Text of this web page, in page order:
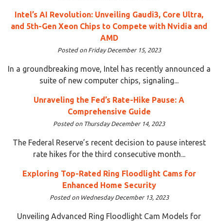
Intel’s AI Revolution: Unveiling Gaudi3, Core Ultra,
and 5th-Gen Xeon Chips to Compete with Nvidia and
AMD
Posted on Friday December 15, 2023
In a groundbreaking move, Intel has recently announced a
suite of new computer chips, signaling...
Unraveling the Fed’s Rate-Hike Pause: A
Comprehensive Guide
Posted on Thursday December 14, 2023
The Federal Reserve’s recent decision to pause interest
rate hikes for the third consecutive month...
Exploring Top-Rated Ring Floodlight Cams for
Enhanced Home Security
Posted on Wednesday December 13, 2023
Unveiling Advanced Ring Floodlight Cam Models for